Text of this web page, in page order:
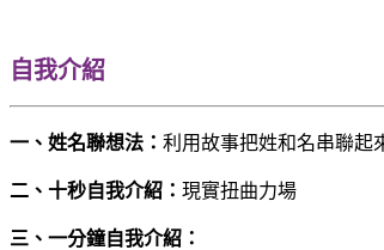
自我介紹
一、姓名聯想法： 利用故事把姓和名串聯起
二、十秒自我介紹： 現實扭曲力場
三、一分鐘自我介紹：